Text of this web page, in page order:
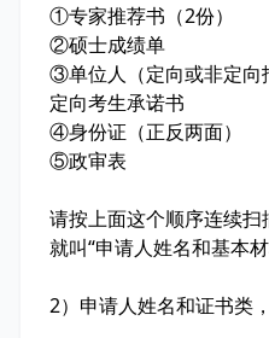
①专家推荐书（2份）
②硕士成绩单
③单位人（定向或非定向
定向考生承诺书
④身份证（正反两面）
⑤政审表
请按上面这个顺序连续扫
就叫“申请人姓名和基本材
2）申请人姓名和证书类